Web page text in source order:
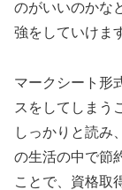
のがいいのかな
強をしていけま
マークシート形
スをしてしまう
しっかりと読み
の生活の中で節
ことで、資格取